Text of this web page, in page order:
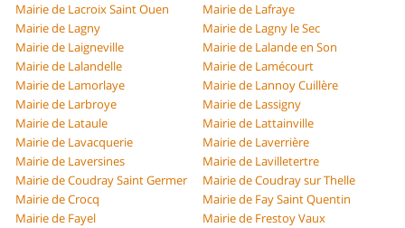
Mairie de Lacroix Saint Ouen
Mairie de Lafraye
Mairie de Lagny
Mairie de Lagny le Sec
Mairie de Laigneville
Mairie de Lalande en Son
Mairie de Lalandelle
Mairie de Lamécourt
Mairie de Lamorlaye
Mairie de Lannoy Cuillère
Mairie de Larbroye
Mairie de Lassigny
Mairie de Lataule
Mairie de Lattainville
Mairie de Lavacquerie
Mairie de Laverrière
Mairie de Laversines
Mairie de Lavilletertre
Mairie de Coudray Saint Germer
Mairie de Coudray sur Thelle
Mairie de Crocq
Mairie de Fay Saint Quentin
Mairie de Fayel
Mairie de Frestoy Vaux